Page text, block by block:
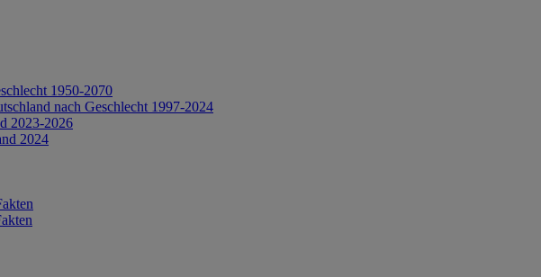
1950-2070
nach Geschlecht 1997-2024
2023-2026
2024